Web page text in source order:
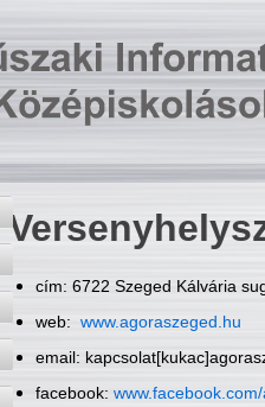
cím: 6722 Szeged Kálvária
web: www.agoraszeged.hu
email:
facebook: